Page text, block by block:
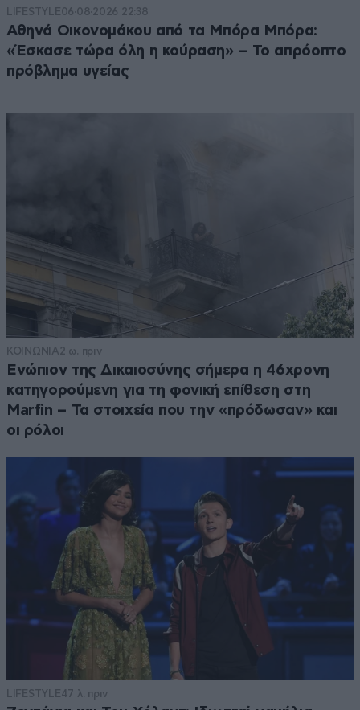
σύνταγμα η όχι; Οταν ο καπετάνιος την κοπανάει
από το πλοίο που βουλιάζει πριν από τα
ποντίκια,πως είπες λέγεται αυτό;
LIFESTYLE06·08·2026 22:38
Αθηνά Οικονομάκου από τα Μπόρα Μπόρα:
«Έσκασε τώρα όλη η κούραση» – Το απρόοπτο
πρόβλημα υγείας
ΚΟΙΝΩΝΙΑ 2 ω. πριν
Ενώπιον της Δικαιοσύνης σήμερα η 46χρονη
κατηγορούμενη για τη φονική επίθεση στη
Marfin – Τα στοιχεία που την «πρόδωσαν» και
οι ρόλοι
LIFESTYLE47 λ. πριν